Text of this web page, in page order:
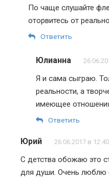
По чаще слушайте
оторвитесь от
Ответить
Юлианна
Я и сама сыграю.
реальности, а
имеющее отношения
Ответить
Юрий 26.06.2017 в 12:40
С детства обожаю это
для души. Очень люблю